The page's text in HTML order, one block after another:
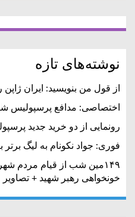
نوشته‌های تازه
از قول من بنویسید: ایران ژاپن
اختصاصی: مدافع پرسپولیس
رونمایی از دو خرید جدید
فوری: جواد نکونام به لیگ
۱۴۹مین شب از قیام مردم
خونخواهی رهبر شهید + تصاویر